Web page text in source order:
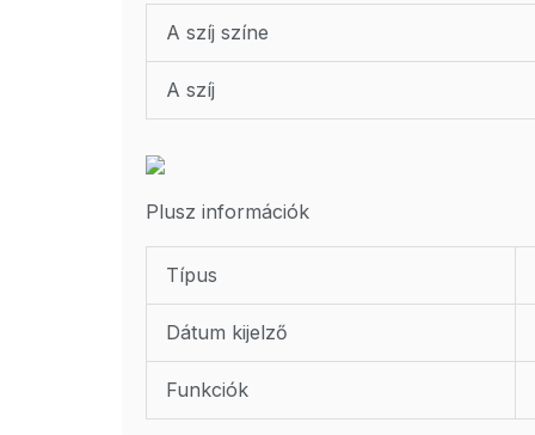
A szíj színe
A szíj
Plusz információk
Típus
Dátum kijelző
Funkciók